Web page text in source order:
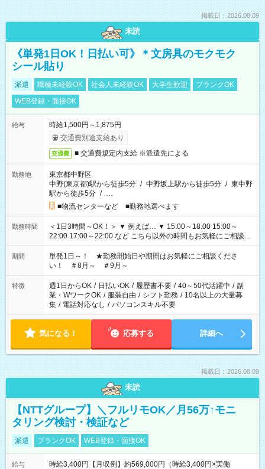
掲載日：2026.08.09
未読
《単発1日OK！日払い可》＊文房具のモクモク
シール貼り
派遣 職種未経験OK 社会人未経験OK 大学生歓迎
ブランクOK
WEB登録・面接OK
給与
時給1,500円～1,875円
交通費別途支給あり
交通費 ■ 交通費規定内支給 ※派遣先による
勤務地
東京都中野区
中野(東京都)駅から徒歩5分 / 中野坂上駅から徒歩5分 / 東中野
駅から徒歩5分 / …
■物流センターなど ■勤務地選べます
勤務時間
＜1日3時間～OK！＞ ▼ 例えば… ▼ 15:00～18:00 15:00～
22:00 17:00～22:00 など こちら以外の時間もお気軽にご相談く
ださい！
期間
単発1日～！ ★勤務開始日や期間はお気軽にご相談くださ
い！ ＃8月～ ＃9月～
特徴 週1日からOK / 日払いOK / 履歴書不要 / 40～50代活躍中 / 副
業・WワークOK / 服装自由 / シフト勤務 / 10名以上の大量募
集 / 電話対応なし / パソコンスキル不要
気になる！ 応募する 詳細へ
掲載日：2026.08.09
未読
【NTTグループ】＼フルリモOK／月56万↑モニ
タリング検討・検証など
派遣 ブランクOK WEB登録・面接OK
給与
時給3,400円【月収例】約569,000円（時給3,400円×実働